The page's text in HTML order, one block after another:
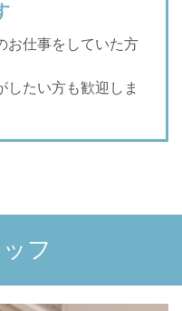
お仕事をしていた方
したい方も歓迎しま
フ